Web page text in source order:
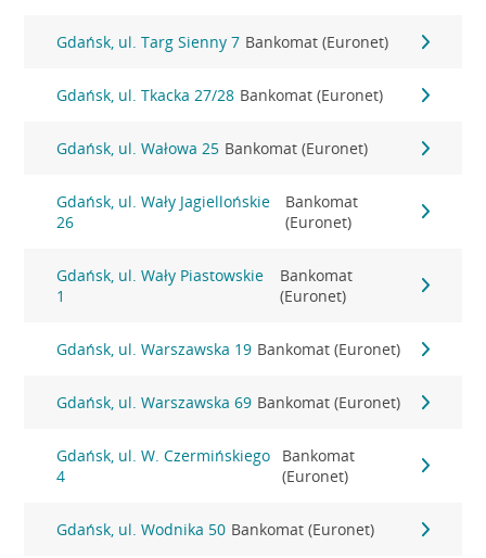
Gdańsk, ul. Targ Sienny 7 Bankomat (Euronet)
Gdańsk, ul. Tkacka 27/28 Bankomat (Euronet)
Gdańsk, ul. Wałowa 25 Bankomat (Euronet)
Gdańsk, ul. Wały Jagiellońskie
26
Bankomat
(Euronet)
Gdańsk, ul. Wały Piastowskie
1
Bankomat
(Euronet)
Gdańsk, ul. Warszawska 19 Bankomat (Euronet)
Gdańsk, ul. Warszawska 69 Bankomat (Euronet)
Gdańsk, ul. W. Czermińskiego
4
Bankomat
(Euronet)
Gdańsk, ul. Wodnika 50 Bankomat (Euronet)